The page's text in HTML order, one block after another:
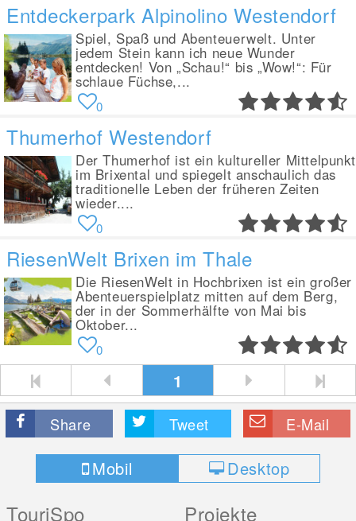
Entdeckerpark Alpinolino Westendorf
Spiel, Spaß und Abenteuerwelt. Unter
jedem Stein kann ich neue Wunder
entdecken! Von „Schau!“ bis „Wow!“: Für
schlaue Füchse,...
0
Thumerhof Westendorf
Der Thumerhof ist ein kultureller Mittelpunkt
im Brixental und spiegelt anschaulich das
traditionelle Leben der früheren Zeiten
wieder....
0
RiesenWelt Brixen im Thale
Die RiesenWelt in Hochbrixen ist ein großer
Abenteuerspielplatz mitten auf dem Berg,
der in der Sommerhälfte von Mai bis
Oktober...
0
1
Share Tweet E-Mail
Mobil Desktop
TouriSpo Projekte